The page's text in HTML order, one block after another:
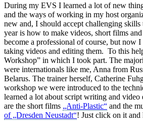
During my EVS I learned a lot of new
and the ways of working in my host
new and, I should accept challenging
year is how to make videos, short films
become a professional of course, but now
taking videos and editing them. To this
Workshop” in which I took part. The
were internationals like me, Anna from
Belarus. The trainer herself, Catherine
workshop we were introduced to the
learned a lot about script writing and
are the short films „Anti-Plastic“ and the
of „Dresden Neustadt“! Just click on it and